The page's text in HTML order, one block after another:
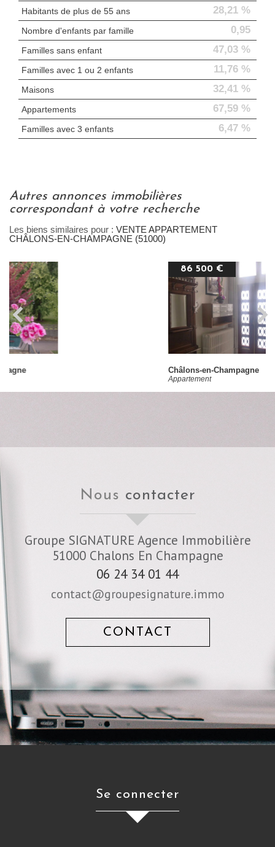
Habitants de plus de 55 ans 28,21 %
Nombre d'enfants par famille 0,95
Familles sans enfant 47,03 %
Familles avec 1 ou 2 enfants 11,76 %
Maisons 32,41 %
Appartements 67,59 %
Familles avec 3 enfants 6,47 %
autres annonces immobilières
correspondant à votre recherche
Les biens similaires pour : VENTE APPARTEMENT
CHÂLONS-EN-CHAMPAGNE (51000)
nous contacter
Groupe SIGNATURE Agence Immobilière
51000 Chalons En Champagne
06 24 34 01 44
contact@groupesignature.immo
CONTACT
se connecter